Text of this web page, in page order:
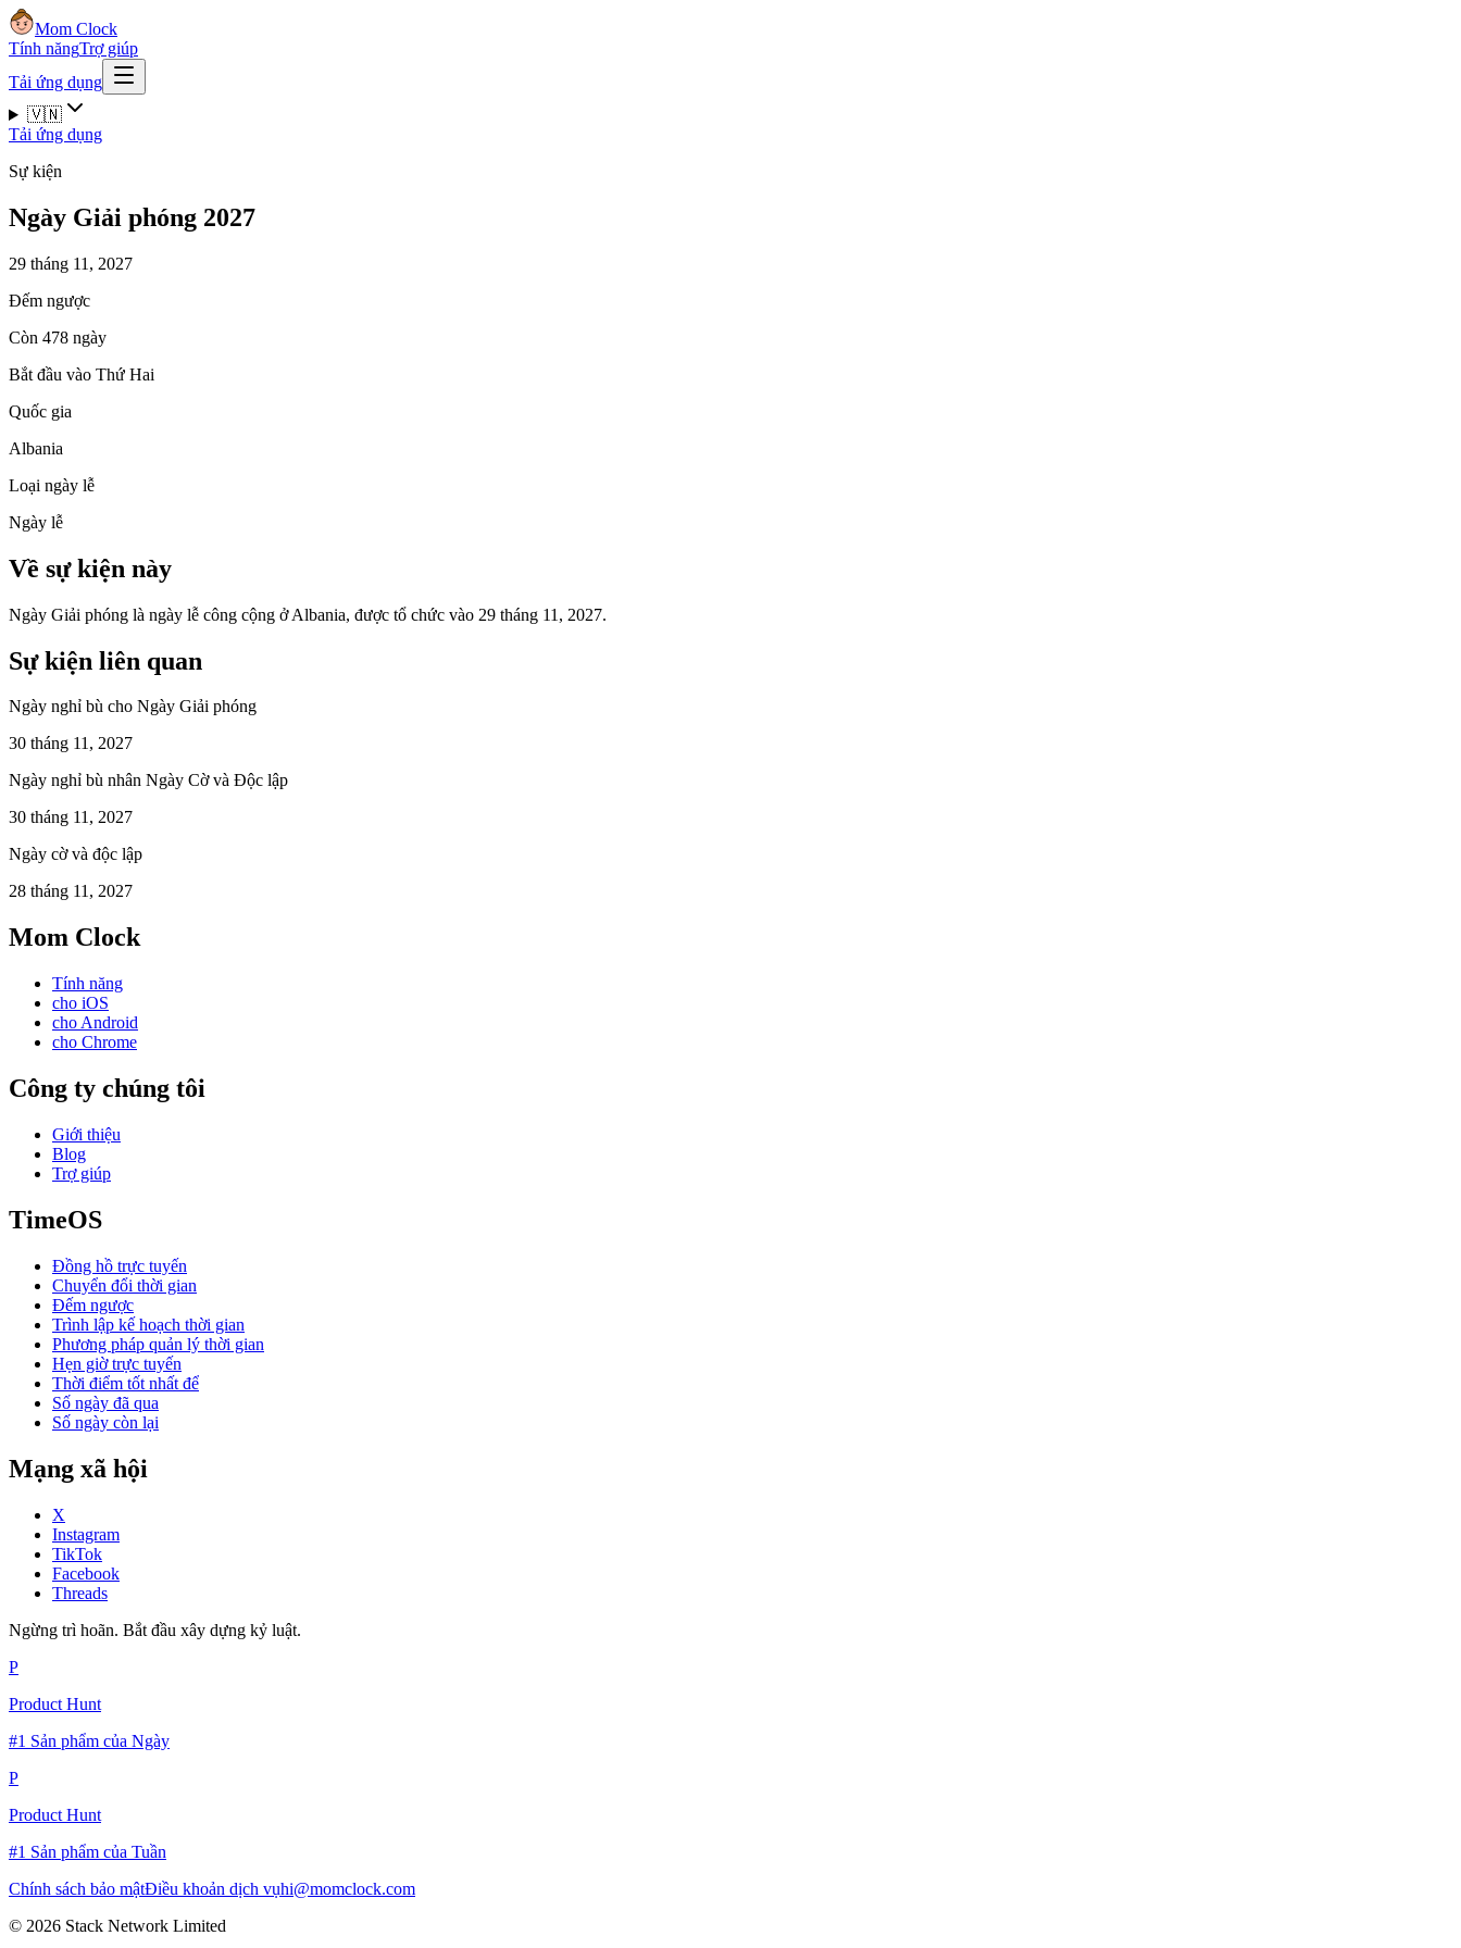
Mom Clock
Tính năngTrợ giúp
Tải ứng dụng
🇻🇳
Tải ứng dụng
Sự kiện
Ngày Giải phóng 2027
29 tháng 11, 2027
Đếm ngược
Còn 478 ngày
Bắt đầu vào Thứ Hai
Quốc gia
Albania
Loại ngày lễ
Ngày lễ
Về sự kiện này
Ngày Giải phóng là ngày lễ công cộng ở Albania, được tổ chức vào 29 tháng 11, 2027.
Sự kiện liên quan
Ngày nghỉ bù cho Ngày Giải phóng
30 tháng 11, 2027
Ngày nghỉ bù nhân Ngày Cờ và Độc lập
30 tháng 11, 2027
Ngày cờ và độc lập
28 tháng 11, 2027
Mom Clock
Tính năng
cho iOS
cho Android
cho Chrome
Công ty chúng tôi
Giới thiệu
Blog
Trợ giúp
TimeOS
Đồng hồ trực tuyến
Chuyển đổi thời gian
Đếm ngược
Trình lập kế hoạch thời gian
Phương pháp quản lý thời gian
Hẹn giờ trực tuyến
Thời điểm tốt nhất để
Số ngày đã qua
Số ngày còn lại
Mạng xã hội
X
Instagram
TikTok
Facebook
Threads
Ngừng trì hoãn. Bắt đầu xây dựng kỷ luật.
P
Product Hunt
#1 Sản phẩm của Ngày
P
Product Hunt
#1 Sản phẩm của Tuần
Chính sách bảo mậtĐiều khoản dịch vụhi@momclock.com
© 2026 Stack Network Limited